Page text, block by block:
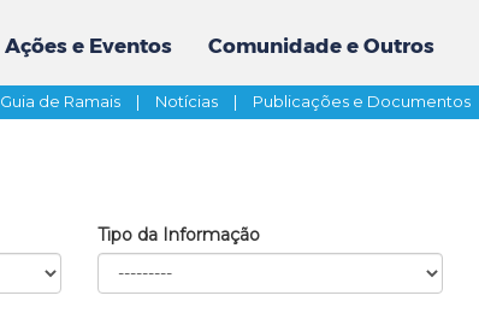
Ações e Eventos Comunidade e Outros
Guia de Ramais | Notícias | Publicações e Documentos
Tipo da Informação